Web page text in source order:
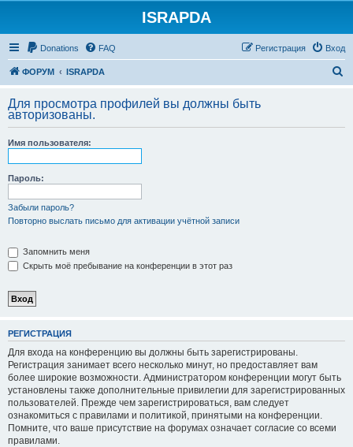
ISRAPDA
Donations FAQ Вход
Регистрация
ФОРУМ ISRAPDA
с
Для просмотра профилей вы должны быть
авторизованы.
Имя пользователя:
Пароль:
Забыли пароль?
Повторно выслать письмо для активации учётной записи
Запомнить меня
Скрыть моё пребывание на конференции в этот раз
РЕГИСТРАЦИЯ
Для входа на конференцию вы должны быть зарегистрированы.
Регистрация занимает всего несколько минут, но предоставляет вам
более широкие возможности. Администратором конференции могут быть
установлены также дополнительные привилегии для зарегистрированных
пользователей. Прежде чем зарегистрироваться, вам следует
ознакомиться с правилами и политикой, принятыми на конференции.
Помните, что ваше присутствие на форумах означает согласие со всеми
правилами.